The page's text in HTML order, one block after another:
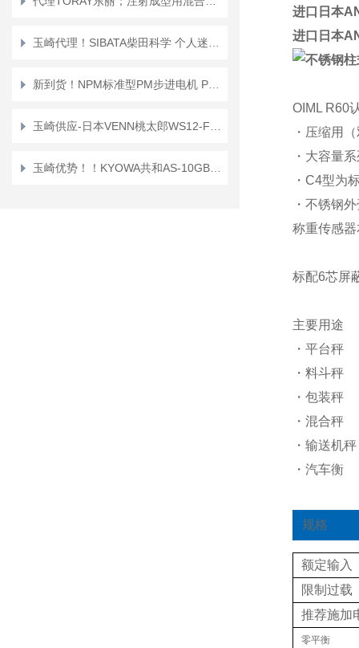
进口日本
进口日本
OIML R60
・压缩用
・大容量
・C4型为
・不锈钢
称重传感
标配6芯屏
主要用途
・平台秤
・料斗秤
・包装秤
・混合秤
・输送机秤
・汽车衡
规格
额定输入
限制过载
推荐施加
零平衡